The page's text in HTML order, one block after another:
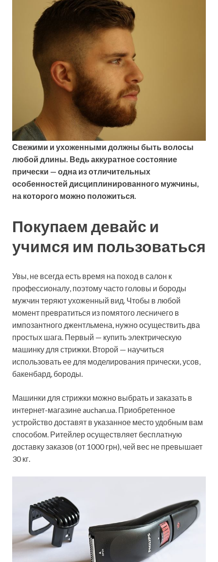
Свежими и ухоженными должны быть волосы
любой длины. Ведь аккуратноесостояние
прически — одна из отличительных
особенностей дисциплинированного мужчины,
на которого можно положиться.
Покупаем девайс и
учимся им пользоваться
Увы, не всегда есть время на поход в салон к
профессионалу, поэтому часто головы и бороды
мужчин теряют ухоженный вид. Чтобы в любой
момент превратиться из помятого лесничего в
импозантного джентльмена, нужно осуществить два
простых шага. Первый — купить электрическую
машинку для стрижки. Второй — научиться
использовать ее для моделирования прически, усов,
бакенбард, бороды.
Машинки для стрижки можно выбрать и заказать в
интернет-магазине auchan.ua. Приобретенное
устройство доставят в указанное место удобным вам
способом. Ритейлер осуществляет бесплатную
доставку заказов (от 1000 грн), чей вес не превышает
30 кг.